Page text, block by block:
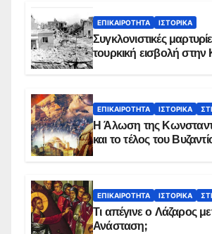
ΕΠΙΚΑΙΡΌΤΗΤΑ ΙΣΤΟΡΙΚΆ
Συγκλονιστικές
τουρκική εισβολή
ΕΠΙΚΑΙΡΌΤΗΤΑ ΙΣΤΟΡΙΚΆ
Η Άλωση της
και το τέλος του
ΕΠΙΚΑΙΡΌΤΗΤΑ ΙΣΤΟΡΙΚΆ
Τι απέγινε ο Λάζαρος
Ανάσταση;